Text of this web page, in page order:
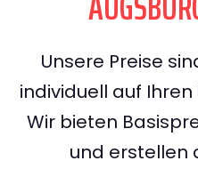
Unsere Preise
individuell auf
Wir bieten
und erstellen